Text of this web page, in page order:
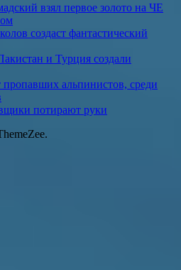
взял первое золото на ЧЕ
создаст фантастический
и Турция создали
альпинистов, среди
потирают руки